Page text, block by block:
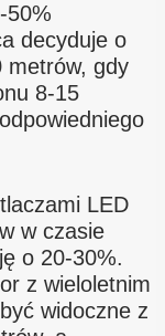
50%
decyduje o
metrów, gdy
8-15
LED
w czasie
o 20-30%.
z wieloletnim
widoczne z